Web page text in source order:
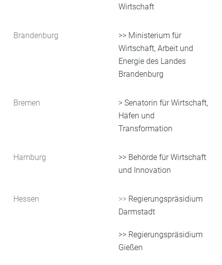
Wirtschaft
Brandenburg
>> Ministerium für
Wirtschaft, Arbeit und
Energie des Landes
Brandenburg
Bremen
> Senatorin für Wirtschaft,
Häfen und
Transformation
Hamburg >> Behörde für Wirtschaft
und Innovation
Hessen >> Regierungspräsidium
Darmstadt
>> Regierungspräsidium
Gießen